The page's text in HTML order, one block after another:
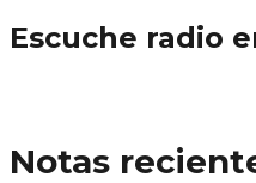
Escuche radio
Notas